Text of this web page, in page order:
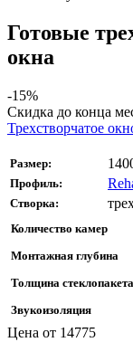
Готовые
окна
-15%
Скидка до конца
Трехстворчатое
Размер:
Профиль:
Створка:
Количество камер
Монтажная глубина
Толщина стеклопакета
Звукоизоляция
Цена от 14775